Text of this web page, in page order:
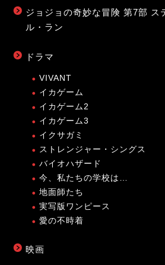
ジョジョの奇妙な冒険 第7部 ス
ル・ラン
ドラマ
VIVANT
イカゲーム
イカゲーム2
イカゲーム3
イクサガミ
ストレンジャー・シングス
バイオハザード
今、私たちの学校は…
地面師たち
実写版ワンピース
愛の不時着
映画